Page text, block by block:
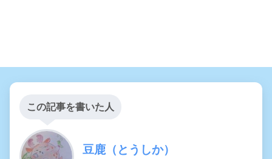
この記事を書いた人
豆鹿（とうしか）